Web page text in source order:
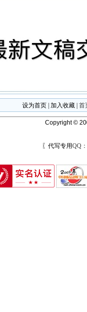
设为首页 加入收藏 首
Copyright ©
〖代写专用QQ